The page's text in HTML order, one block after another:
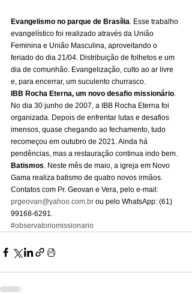
Evangelismo no parque de Brasília. Esse trabalho
evangelístico foi realizado através da União
Feminina e União Masculina, aproveitando o
feriado do dia 21/04. Distribuição de folhetos e um
dia de comunhão. Evangelização, culto ao ar livre
e, para encerrar, um suculento churrasco.
IBB Rocha Eterna, um novo desafio missionário.
No dia 30 junho de 2007, a IBB Rocha Eterna foi
organizada. Depois de enfrentar lutas e desafios
imensos, quase chegando ao fechamento, tudo
recomeçou em outubro de 2021. Ainda há
pendências, mas a restauração continua indo bem.
Batismos. Neste mês de maio, a igreja em Novo
Gama realiza batismo de quatro novos irmãos.
Contatos com Pr. Geovan e Vera, pelo e-mail:
prgeovan@yahoo.com.br ou pelo WhatsApp: (61)
99168-6291.
#observatoriomissionario